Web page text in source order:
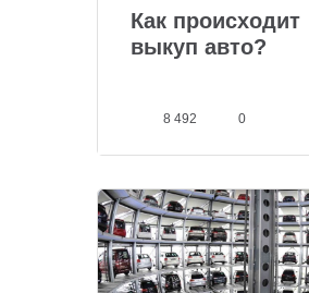
Как происходит
выкуп авто?
8 492 0